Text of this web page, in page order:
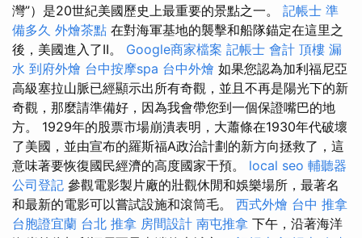
灣”）是20世紀美國歷史上最重要的景點之一。 記帳士 準
備多久 外燴茶點 在對海軍基地的襲擊和船隊錨定在這里之
後，美國進入了II。 Google商家檔案 記帳士 會計 頂樓 漏
水 到府外燴 台中按摩spa 台中外燴 如果您認為加利福尼亞
高級塞拉山脈已經顯示出所有奇觀，並且不再是陽光下的新
奇觀，那麼請準備好，因為我會帶您到一個保證嘴巴的地
方。 1929年的股票市場崩潰表明，大蕭條在1930年代破壞
了美國，並由宣布的羅斯福A政治計劃的新方向拯救了，這
意味著要恢復國民經濟的高度國家干預。 local seo 輔聽器
公司登記 參觀電影製片廠的壯觀休閒和娛樂場所，最著名
和最新的電影可以嘗試設施和滾筒毛。 西式外燴 台中 推拿
台胞證宜蘭 台北 推拿 房間設計 南屯推拿 下午，沿著海洋